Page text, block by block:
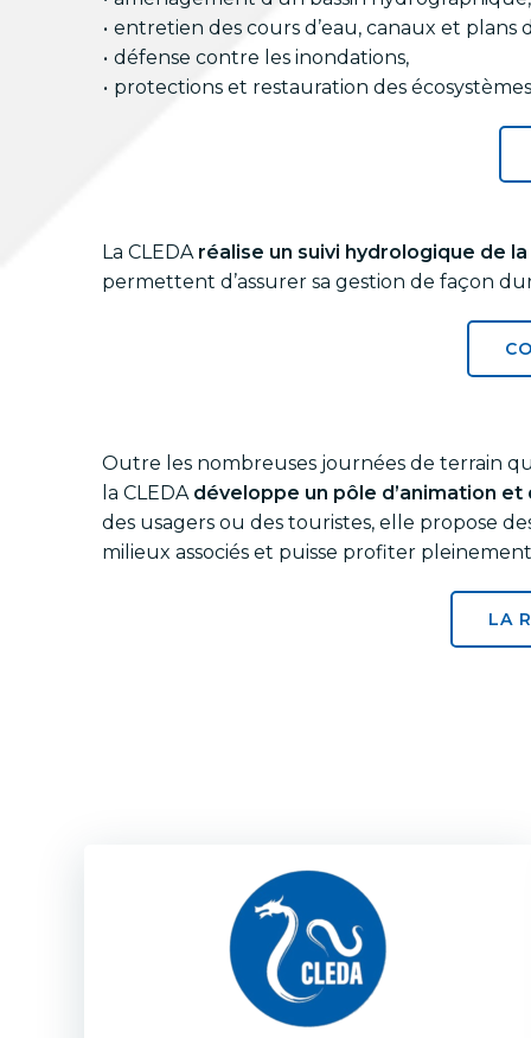
entretien des cours d’eau, canaux et plans
défense contre les inondations,
protections et restauration des
La CLEDA réalise un suivi hydrologique de
permettent d’assurer sa gestion de façon
Outre les nombreuses journées de terrain
la CLEDA développe un pôle d’animation
des usagers ou des touristes, elle propose
milieux associés et puisse profiter
LA